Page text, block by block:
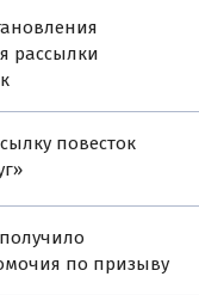
рассылки
повесток
по призыву